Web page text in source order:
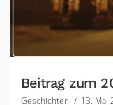
Beitrag zum
Geschichten 13. Mai